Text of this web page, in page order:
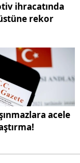
ihracatında
rekor
acele